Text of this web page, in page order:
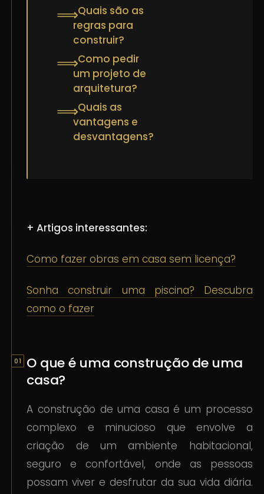
⟹Quais são as
regras para
construir?
⟹Como pedir
um projeto de
arquitetura?
⟹Quais as
vantagens e
desvantagens?
+ Artigos interessantes:
Como fazer obras em casa sem licença?
Sonha construir uma piscina? Descubra
como o fazer
O que é uma construção de uma
casa?
A construção de uma casa é um processo
complexo e minucioso que envolve a
criação de um ambiente habitacional,
seguro e confortável, onde as pessoas
possam viver e desfrutar da sua vida diária.